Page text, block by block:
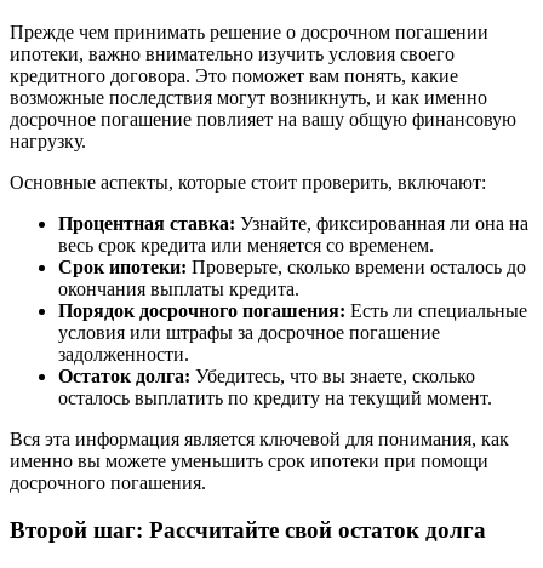
Прежде чем принимать решение о досрочном погашении
ипотеки, важно внимательно изучить условия своего
кредитного договора. Это поможет вам понять, какие
возможные последствия могут возникнуть, и как именно
досрочное погашение повлияет на вашу общую финансовую
нагрузку.
Основные аспекты, которые стоит проверить, включают:
Процентная ставка: Узнайте, фиксированная ли она на
весь срок кредита или меняется со временем.
Срок ипотеки: Проверьте, сколько времени осталось до
окончания выплаты кредита.
Порядок досрочного погашения: Есть ли специальные
условия или штрафы за досрочное погашение
задолженности.
Остаток долга: Убедитесь, что вы знаете, сколько
осталось выплатить по кредиту на текущий момент.
Вся эта информация является ключевой для понимания, как
именно вы можете уменьшить срок ипотеки при помощи
досрочного погашения.
Второй шаг: Рассчитайте свой остаток долга